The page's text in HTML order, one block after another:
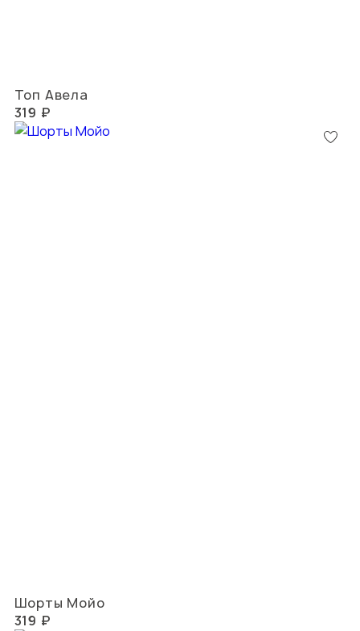
Топ Авела
319 ₽
Шорты Мойо
319 ₽